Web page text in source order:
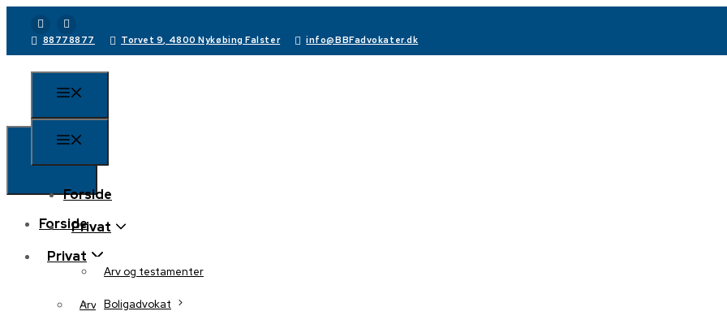
88778877 Torvet 9, 4800 Nykøbing Falster info@BBFadvokater.dk
Forside
Privat
Arv og testamenter
Boligadvokat
Forside
Privat
Arv og testamenter